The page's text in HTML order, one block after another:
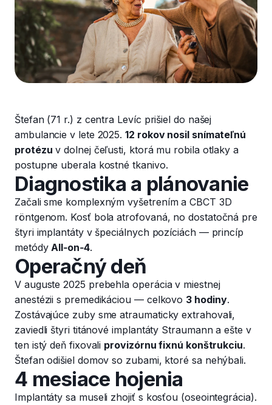
Štefan (71 r.) z centra Levíc prišiel do našej
ambulancie v lete 2025.12 rokov nosil snímateľnú
protézu v dolnej čeľusti, ktorá mu robila otlaky a
postupne uberala kostné tkanivo.
Diagnostika a plánovanie
Začali sme komplexným vyšetrením a CBCT 3D
röntgenom. Kosť bola atrofovaná, no dostatočná pre
štyri implantáty v špeciálnych pozíciách — princíp
metódy All‑on‑4.
Operačný deň
V auguste 2025 prebehla operácia v miestnej
anestézii s premedikáciou — celkovo 3 hodiny.
Zostávajúce zuby sme atraumaticky extrahovali,
zaviedli štyri titánové implantáty Straumann a ešte v
ten istý deň fixovali provizórnu fixnú konštrukciu.
Štefan odišiel domov so zubami, ktoré sa nehýbali.
4 mesiace hojenia
Implantáty sa museli zhojiť s kosťou (oseointegrácia).